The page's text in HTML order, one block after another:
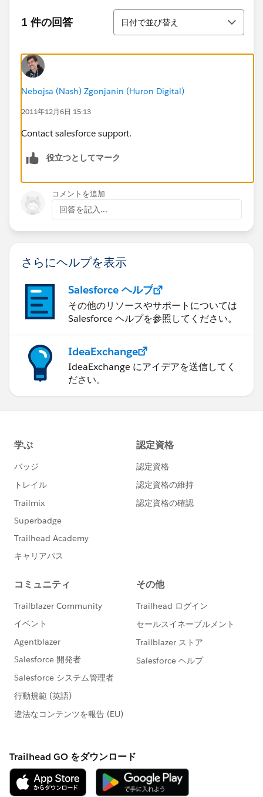
1 件の回答
並び替え
日付で並び替え
Nebojsa (Nash) Zgonjanin (Huron Digital)
2011年12月6日 15:13
Contact salesforce support.
役立つとしてマーク
コメントを追加
回答を記入...
さらにヘルプを表示
Salesforce ヘルプ
その他のリソースやサポートについては
Salesforce ヘルプを参照してください。
IdeaExchange
IdeaExchange にアイデアを送信してく
ださい。